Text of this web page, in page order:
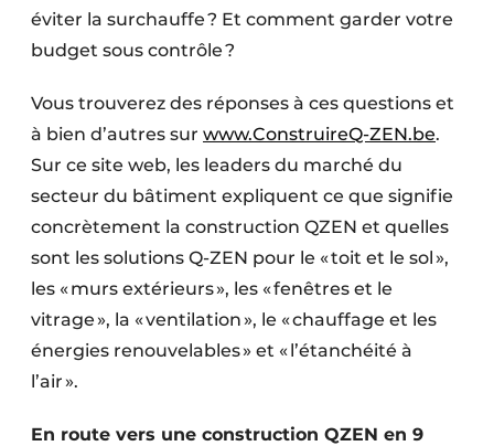
éviter la surchauffe ? Et comment garder votre
budget sous contrôle ?
Vous trouverez des réponses à ces questions et
à bien d’autres sur www.ConstruireQ-ZEN.be.
Sur ce site web, les leaders du marché du
secteur du bâtiment expliquent ce que signifie
concrètement la construction QZEN et quelles
sont les solutions Q-ZEN pour le « toit et le sol »,
les « murs extérieurs », les « fenêtres et le
vitrage », la « ventilation », le « chauffage et les
énergies renouvelables » et « l’étanchéité à
l’air ».
En route vers une construction QZEN en 9